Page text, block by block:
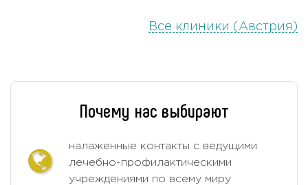
Все клиники (Австрия)
Почему нас выбирают
налаженные контакты с ведущими
лечебно-профилактическими
учреждениями по всему миру